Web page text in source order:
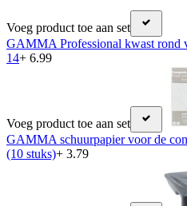
Voeg product toe aan set
GAMMA Professional kwast rond
14+ 6.99
Voeg product toe aan set
GAMMA schuurpapier voor de
(10 stuks)+ 3.79